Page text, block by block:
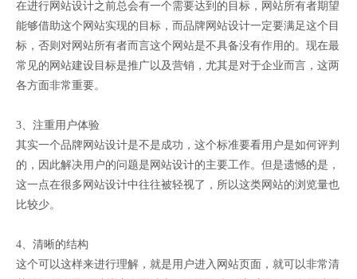
在进行网站设计之前总会有一个需要达到的目标，网站所有者期望
能够借助这个网站实现的目标，而品牌网站设计一定要满足这个目
标，否则对网站所有者而言这个网站是不具备没有作用的。现在最
常见的网站建设目标是推广以及营销，尤其是对于企业而言，这两
各方面非常重要。
3、注重用户体验
其实一个品牌网站设计是不是成功，这个标准要看用户是如何评判
的，因此解决用户的问题是网站设计的主要工作。但是遗憾的是，
这一点在很多网站设计中往往被轻视了，所以这类网站的浏览量也
比较少。
4、清晰的结构
这个可以这样来进行理解，就是用户进入网站页面，就可以非常清